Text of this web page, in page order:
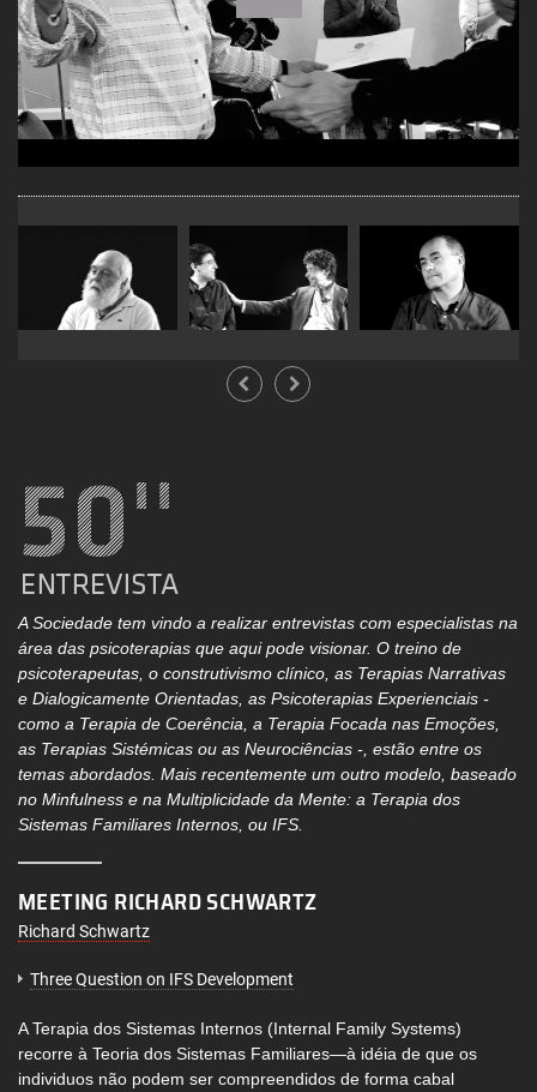
A Sociedade tem vindo a realizar entrevistas com especialistas na
área das psicoterapias que aqui pode visionar. O treino de
psicoterapeutas, o construtivismo clínico, as Terapias Narrativas
e Dialogicamente Orientadas, as Psicoterapias Experienciais -
como a Terapia de Coerência, a Terapia Focada nas Emoções,
as Terapias Sistémicas ou as Neurociências -, estão entre os
temas abordados. Mais recentemente um outro modelo, baseado
no Minfulness e na Multiplicidade da Mente: a Terapia dos
Sistemas Familiares Internos, ou IFS.
MEETING RICHARD SCHWARTZ
Richard Schwartz
Three Question on IFS Development
A Terapia dos Sistemas Internos (Internal Family Systems)
recorre à Teoria dos Sistemas Familiares—à idéia de que os
individuos não podem ser compreendidos de forma cabal